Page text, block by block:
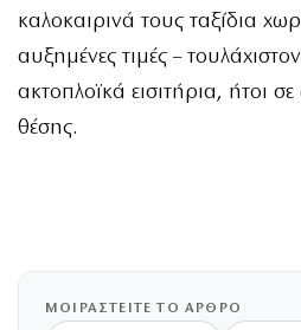
καλοκαιρινά τους ταξίδια
αυξημένες τιμές –
ακτοπλοϊκά εισιτήρια, ήτοι
θέσης.
ΜΟΙΡΑΣΤΕΙΤΕ ΤΟ ΑΡΘΡΟ